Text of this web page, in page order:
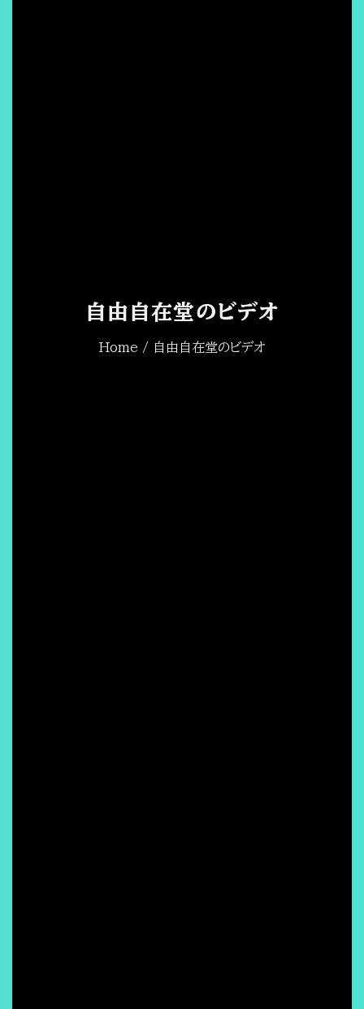
自由自在堂のビデオ
Home / 自由自在堂のビデオ